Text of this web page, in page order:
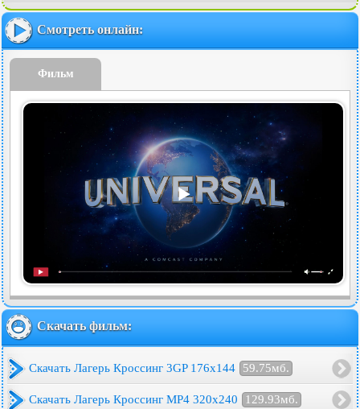
Смотреть онлайн:
Фильм
Скачать фильм:
Скачать Лагерь Кроссинг 3GP 176x144 59.75мб.
Скачать Лагерь Кроссинг MP4 320x240 129.93мб.